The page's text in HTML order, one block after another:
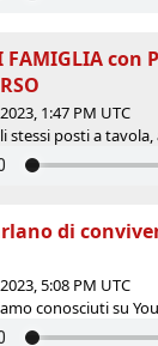
FAMIGLIA
1:47 PM UTC
stessi posti a
di
5:08 PM UTC
conosciuti su